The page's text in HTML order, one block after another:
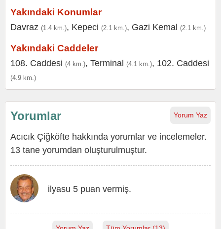
Yakındaki Konumlar
Davraz (1.4 km.), Kepeci (2.1 km.), Gazi Kemal (2.1 km.)
Yakındaki Caddeler
108. Caddesi (4 km.), Terminal (4.1 km.), 102. Caddesi
(4.9 km.)
Yorum Yaz
Yorumlar
Acıcık Çiğköfte hakkında yorumlar ve incelemeler.
13 tane yorumdan oluşturulmuştur.
ilyasu 5 puan vermiş.